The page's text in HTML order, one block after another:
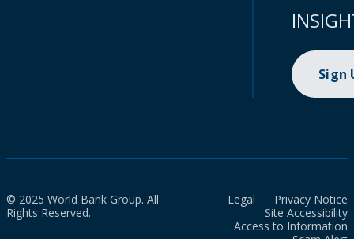
Sign
© 2025 World Bank Group. All
Rights Reserved.
Legal
Privacy Notice
Site Accessibility
Access to Information